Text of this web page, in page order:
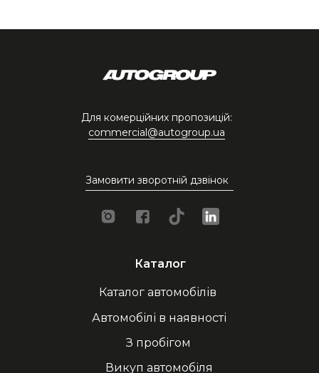
Замовити зворотній дзвінок
Каталог автомобілів
З пробігом
Автомобілі в наявності
Викуп автомобіля
Каталог
Для комерційних пропозицій:
commercial@autogroup.ua